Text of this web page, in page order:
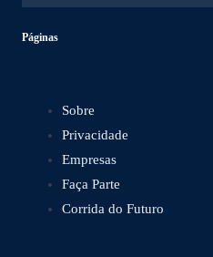
Páginas
Sobre
Privacidade
Empresas
Faça Parte
Corrida do Futuro